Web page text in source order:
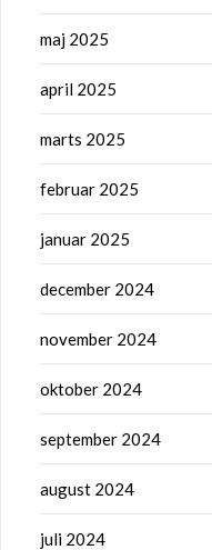
maj 2025
april 2025
marts 2025
februar 2025
januar 2025
december 2024
november 2024
oktober 2024
september 2024
august 2024
juli 2024